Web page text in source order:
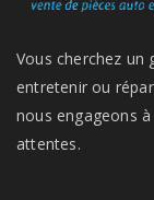
Vous cherchez un
entretenir ou
nous engageons
attentes.